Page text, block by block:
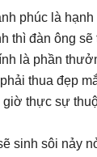
phúc là hạnh
thì đàn ông sẽ
là phần
thua đẹp
thực sự
sinh sôi nảy